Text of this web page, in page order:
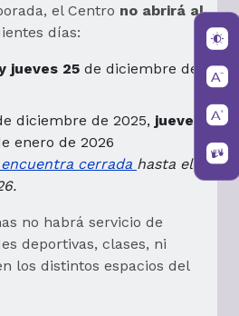
el Centro no abrirá al
días:
jueves 25 de diciembre de
diciembre de 2025, jueves
enero de 2026
cerrada hasta el
no habrá servicio de
deportivas, clases, ni
los distintos espacios del